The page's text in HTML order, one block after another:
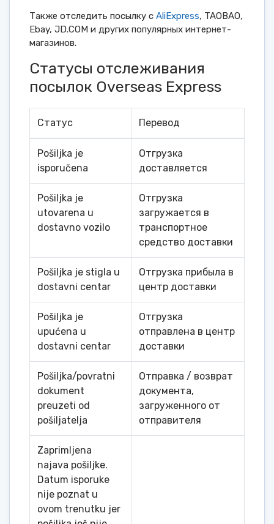
Также отследить посылку с AliExpress, TAOBAO,
Ebay, JD.COM и других популярных интернет-
магазинов.
Статусы отслеживания
посылок Overseas Express
Статус Перевод
Pošiljka je
isporučena
Отгрузка
доставляется
Pošiljka je
utovarena u
dostavno vozilo
Отгрузка
загружается в
транспортное
средство доставки
Pošiljka je stigla u
dostavni centar
Отгрузка прибыла в
центр доставки
Pošiljka je
upućena u
dostavni centar
Отгрузка
отправлена ​​в центр
доставки
Pošiljka/povratni
dokument
preuzeti od
pošiljatelja
Отправка / возврат
документа,
загруженного от
отправителя
Zaprimljena
najava pošiljke.
Datum isporuke
nije poznat u
ovom trenutku jer